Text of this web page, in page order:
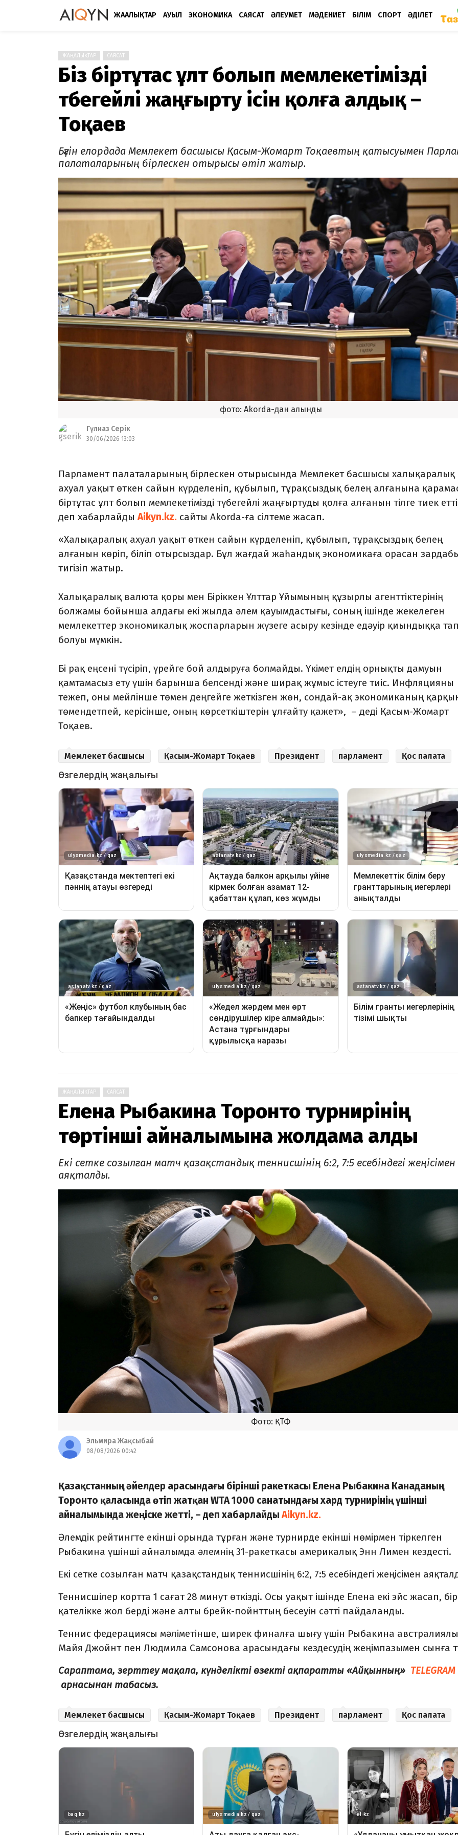
ЖАҢАЛЫҚТАР АУЫЛ ЭКОНОМИКА САЯСАТ ӘЛЕУМЕТ МӘДЕНИЕТ БІЛІМ СПОРТ ӘДІЛЕТ
ЖАҢАЛЫҚТАР САЯСАТ
Біз біртұтас ұлт болып мемлекетімізді
түбегейлі жаңғырту ісін қолға алдық –
Тоқаев
Бүгін елордада Мемлекет басшысы Қасым-Жомарт Тоқаевтың қатысуымен
палаталарының бірлескен отырысы өтіп жатыр.
фото: Akorda-дан алынды
Гүлназ Серік
30/06/2026 13:03
Парламент палаталарының бірлескен отырысында Мемлекет басшысы халықаралық
ахуал уақыт өткен сайын күрделеніп, құбылып, тұрақсыздық белең алғанына
біртұтас ұлт болып мемлекетімізді түбегейлі жаңғыртуды қолға алғанын тілге тиек
деп хабарлайдыAikyn.kz. сайты Akorda-ға сілтеме жасап.
«Халықаралық ахуал уақыт өткен сайын күрделеніп, құбылып, тұрақсыздық белең
алғанын көріп, біліп отырсыздар. Бұл жағдай жаһандық экономикаға орасан
тигізіп жатыр.
Халықаралық валюта қоры мен Біріккен Ұлттар Ұйымының құзырлы агенттіктерінің
болжамы бойынша алдағы екі жылда әлем қауымдастығы, соның ішінде жекелеген
мемлекеттер экономикалық жоспарларын жүзеге асыру кезінде едәуір қиындыққа
болуы мүмкін.
Бі рақ еңсені түсіріп, үрейге бой алдыруға болмайды. Үкімет елдің орнықты дамуын
қамтамасыз ету үшін барынша белсенді және ширақ жұмыс істеуге тиіс. Инфляцияны
тежеп, оны мейлінше төмен деңгейге жеткізген жөн, сондай-ақ экономиканың
төмендетпей, керісінше, оның көрсеткіштерін ұлғайту қажет», – деді Қасым-Жомарт
Тоқаев.
Мемлекет басшысы Қасым-Жомарт Тоқаев Президент парламент Қос палата
ЖАҢАЛЫҚТАР САЯСАТ
Елена Рыбакина Торонто турнирінің
төртінші айналымына жолдама алды
Екі сетке созылған матч қазақстандық теннисшінің 6:2, 7:5 есебіндегі жеңісімен
аяқталды.
Фото: ҚТФ
Эльмира Жақсыбай
08/08/2026 00:42
Қазақстанның әйелдер арасындағы бірінші ракеткасы Елена Рыбакина Канаданың
Торонто қаласында өтіп жатқан WTA 1000 санатындағы хард турнирінің үшінші
айналымында жеңіске жетті, – деп хабарлайдыAikyn.kz.
Әлемдік рейтингте екінші орында тұрған және турнирде екінші нөмірмен тіркелген
Рыбакина үшінші айналымда әлемнің 31-ракеткасы америкалық Энн Лимен кездесті.
Екі сетке созылған матч қазақстандық теннисшінің 6:2, 7:5 есебіндегі жеңісімен
Теннисшілер кортта 1 сағат 28 минут өткізді. Осы уақыт ішінде Елена екі эйс жасап,
қателікке жол берді және алты брейк-пойнттың бесеуін сәтті пайдаланды.
Теннис федерациясы мәліметінше, ширек финалға шығу үшін Рыбакина
Майя Джойнт пен Людмила Самсонова арасындағы кездесудің жеңімпазымен сынға
Сараптама, зерттеу мақала, күнделікті өзекті ақпаратты «Айқынның» TELEGRAM
арнасынан табасыз.
Мемлекет басшысы Қасым-Жомарт Тоқаев Президент парламент Қос палата